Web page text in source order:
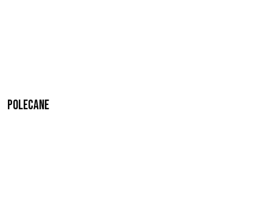
Polecane